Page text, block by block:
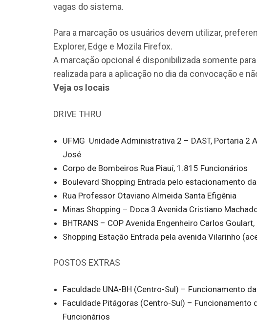
vagas do sistema.
Para a marcação os usuários devem utilizar,
Explorer, Edge e Mozila Firefox.
A marcação opcional é disponibilizada somente
realizada para a aplicação no dia da convocação e
Veja os locais
DRIVE THRU
UFMG Unidade Administrativa 2 – DAST, Portaria 2
José
Corpo de Bombeiros Rua Piauí, 1.815 Funcionários
Boulevard Shopping Entrada pelo estacionamento da
Rua Professor Otaviano Almeida Santa Efigênia
Minas Shopping – Doca 3 Avenida Cristiano
BHTRANS – COP Avenida Engenheiro Carlos
Shopping Estação Entrada pela avenida Vilarinho
POSTOS EXTRAS
Faculdade UNA-BH (Centro-Sul) – Funcionamento
Faculdade Pitágoras (Centro-Sul) – Funcionamento
Funcionários